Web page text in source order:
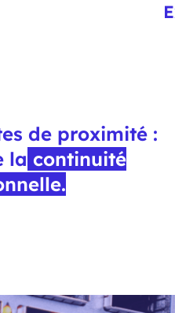
de proximité :
la continuité